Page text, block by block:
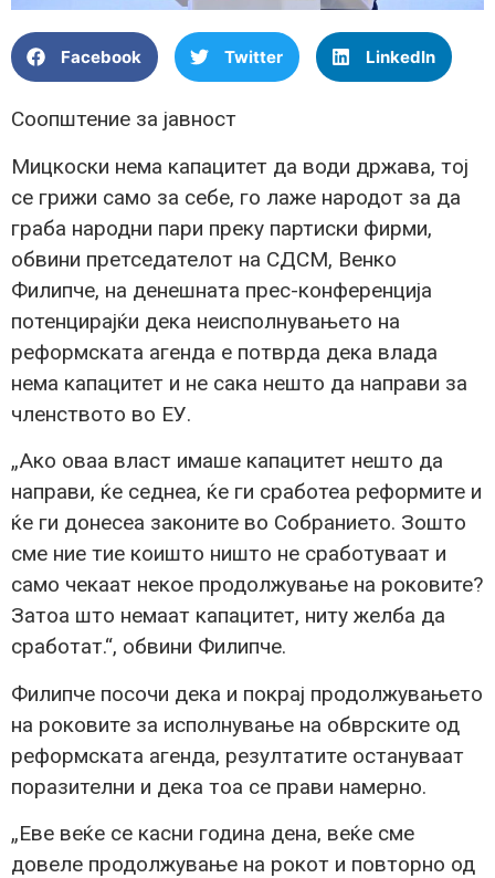
Facebook Twitter LinkedIn
Соопштение за јавност
Мицкоски нема капацитет да води држава, тој
се грижи само за себе, го лаже народот за да
граба народни пари преку партиски фирми,
обвини претседателот на СДСМ, Венко
Филипче, на денешната прес-конференција
потенцирајќи дека неисполнувањето на
реформската агенда е потврда дека влада
нема капацитет и не сака нешто да направи за
членството во ЕУ.
„Ако оваа власт имаше капацитет нешто да
направи, ќе седнеа, ќе ги сработеа реформите и
ќе ги донесеа законите во Собранието. Зошто
сме ние тие коишто ништо не сработуваат и
само чекаат некое продолжување на роковите?
Затоа што немаат капацитет, ниту желба да
сработат.“, обвини Филипче.
Филипче посочи дека и покрај продолжувањето
на роковите за исполнување на обврските од
реформската агенда, резултатите остануваат
поразителни и дека тоа се прави намерно.
„Еве веќе се касни година дена, веќе сме
довеле продолжување на рокот и повторно од